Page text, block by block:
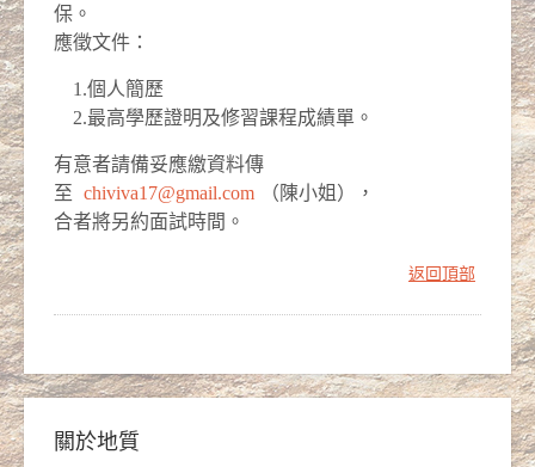
保。
應徵文件：
1.個人簡歷
2.最高學歷證明及修習課程成績單。
有意者請備妥應繳資料傳
至 chiviva17@gmail.com
（陳小姐），
合者將另約面試時間。
返回頂部
關於地質